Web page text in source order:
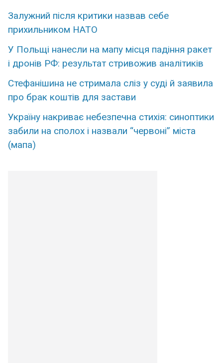
Залужний після критики назвав себе
прихильником НАТО
У Польщі нанесли на мапу місця падіння ракет
і дронів РФ: результат стривожив аналітиків
Стефанішина не стримала сліз у суді й заявила
про брак коштів для застави
Україну накриває небезпечна стихія: синоптики
забили на сполох і назвали “червоні” міста
(мапа)